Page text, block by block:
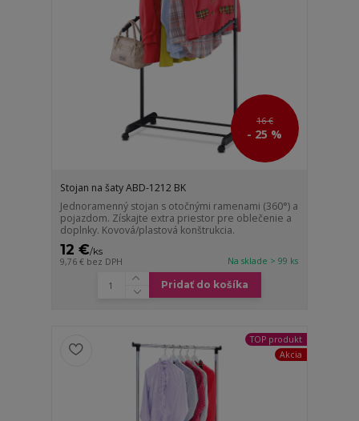
16 €
- 25 %
Stojan na šaty ABD-1212 BK
Jednoramenný stojan s otočnými ramenami (360°) a
pojazdom. Získajte extra priestor pre oblečenie a
doplnky. Kovová/plastová konštrukcia.
12 €/ks
9,76 € bez DPH Na sklade > 99 ks
Pridať do košíka
TOP produkt
Akcia